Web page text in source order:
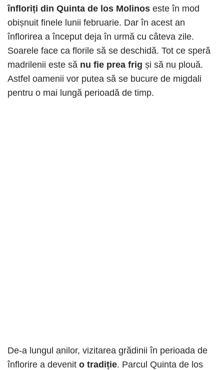
înfloriți din Quinta de los Molinos este în mod
obișnuit finele lunii februarie. Dar în acest an
înflorirea a început deja în urmă cu câteva zile.
Soarele face ca florile să se deschidă. Tot ce speră
madrilenii este să nu fie prea frig și să nu plouă.
Astfel oamenii vor putea să se bucure de migdali
pentru o mai lungă perioadă de timp.
De-a lungul anilor, vizitarea grădinii în perioada de
înflorire a devenit o tradiție. Parcul Quinta de los